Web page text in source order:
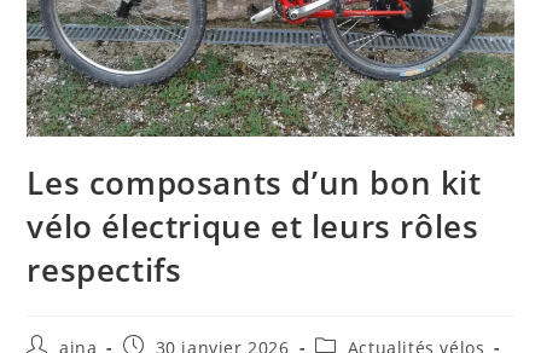
Les composants d’un bon kit
vélo électrique et leurs rôles
respectifs
Auteur/autrice
aina
Publication
30 janvier 2026
PostActualités vélos